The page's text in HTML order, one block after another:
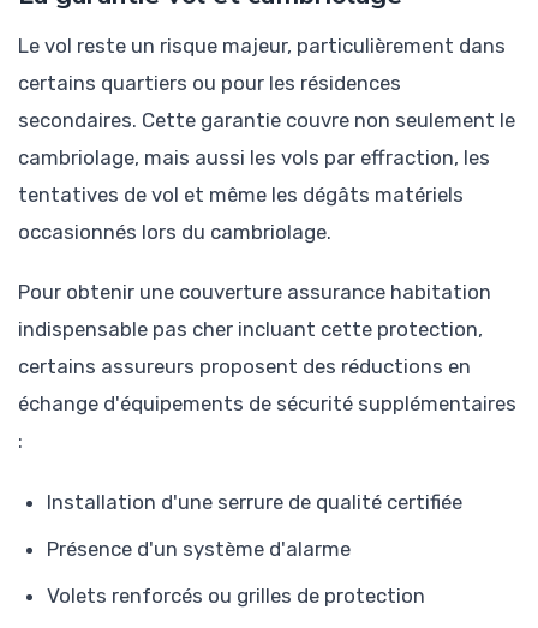
Le vol reste un risque majeur, particulièrement dans
certains quartiers ou pour les résidences
secondaires. Cette garantie couvre non seulement le
cambriolage, mais aussi les vols par effraction, les
tentatives de vol et même les dégâts matériels
occasionnés lors du cambriolage.
Pour obtenir une couverture assurance habitation
indispensable pas cher incluant cette protection,
certains assureurs proposent des réductions en
échange d'équipements de sécurité supplémentaires
:
Installation d'une serrure de qualité certifiée
Présence d'un système d'alarme
Volets renforcés ou grilles de protection